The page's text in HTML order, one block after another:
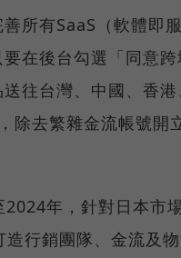
所有SaaS（軟體即
在後台勾選「同意
往台灣、中國、香
除去繁雜金流帳號開
年，針對日本市
造行銷團隊、金流及